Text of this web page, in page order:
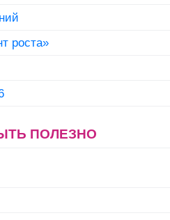
роста»
ПОЛЕЗНО